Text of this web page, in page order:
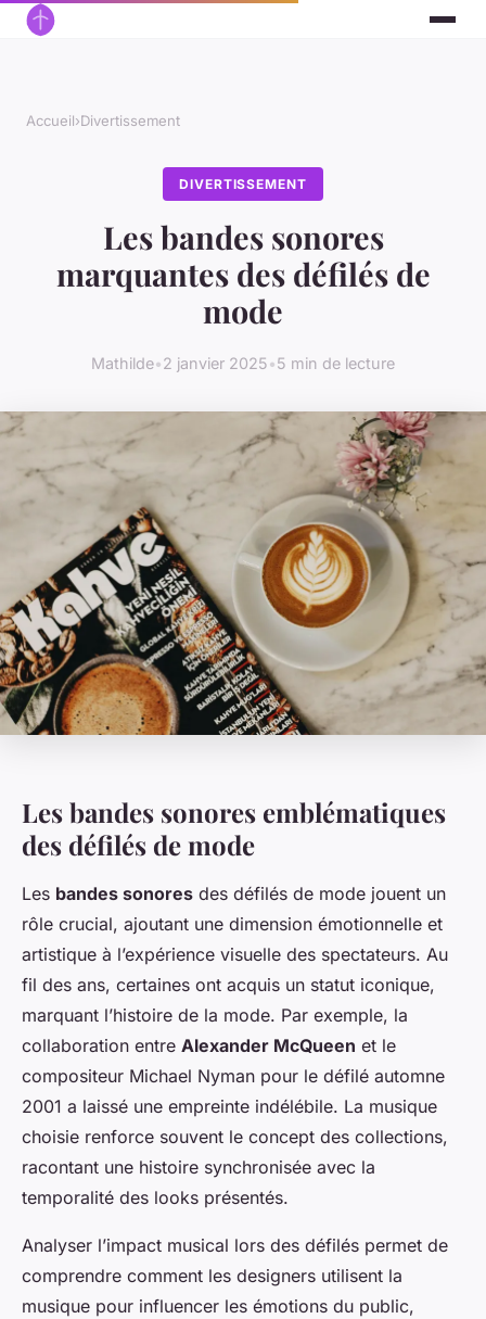
Accueil›Divertissement
DIVERTISSEMENT
Les bandes sonores
marquantes des défilés de
mode
Mathilde•2 janvier 2025•5 min de lecture
Les bandes sonores emblématiques
des défilés de mode
Les bandes sonores des défilés de mode jouent un
rôle crucial, ajoutant une dimension émotionnelle et
artistique à l’expérience visuelle des spectateurs. Au
fil des ans, certaines ont acquis un statut iconique,
marquant l’histoire de la mode. Par exemple, la
collaboration entre Alexander McQueen et le
compositeur Michael Nyman pour le défilé automne
2001 a laissé une empreinte indélébile. La musique
choisie renforce souvent le concept des collections,
racontant une histoire synchronisée avec la
temporalité des looks présentés.
Analyser l’impact musical lors des défilés permet de
comprendre comment les designers utilisent la
musique pour influencer les émotions du public,